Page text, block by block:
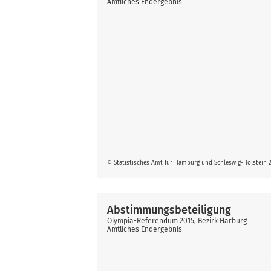
© Statistisches Amt für Hamburg und Schleswig-Holstein
Amtliches Endergebnis
Abstimmungsbeteiligung
Olympia-Referendum 2015, Bezirk Harburg
Amtliches Endergebnis